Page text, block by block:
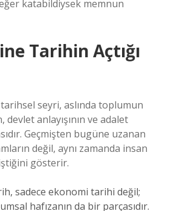
katabildiysek memnun
Tarihin Açtığı
seyri, aslında toplumun
anlayışının ve adalet
Geçmişten bugüne uzanan
değil, aynı zamanda insan
gösterir.
sadece ekonomi tarihi değil;
hafızanın da bir parçasıdır.